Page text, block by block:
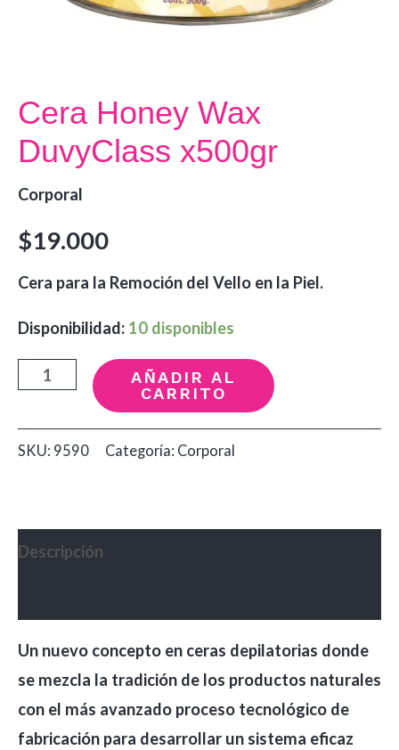
Cera Honey Wax
DuvyClass x500gr
Corporal
$19.000
Cera para la Remoción del Vello en la Piel.
Disponibilidad: 10 disponibles
Cera
Wax
DuvyClass
AÑADIR AL
CARRITO
SKU: 9590 Categoría: Corporal
Descripción
Un nuevo concepto en ceras depilatorias donde
se mezcla la tradición de los productos naturales
con el más avanzado proceso tecnológico de
fabricación para desarrollar un sistema eficaz